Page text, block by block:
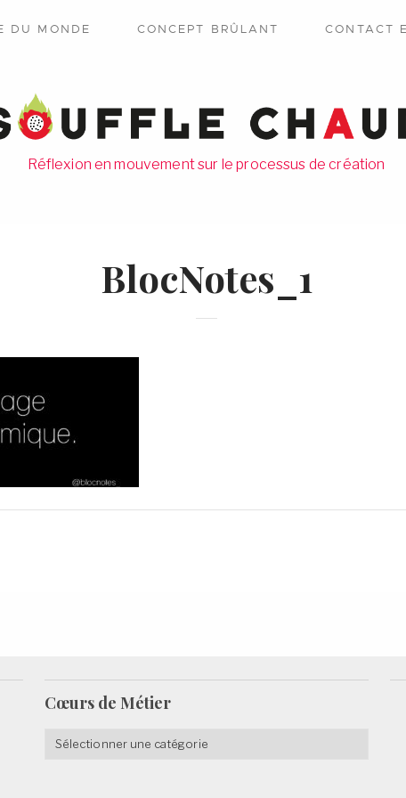
DU MONDE CONCEPT BRÛLANT CONTACT
Réflexion en mouvement sur le processus de création
BlocNotes_1
Cœurs de Métier
Cœurs